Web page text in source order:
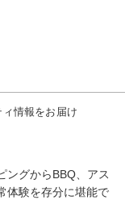
情報をお届け
ングからBBQ、アス
体験を存分に堪能で